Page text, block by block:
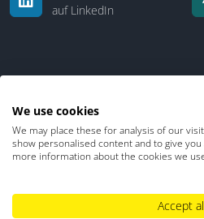
auf LinkedIn
Impressum
We use cookies
We may place these for analysis of our
show personalised content and to give
more information about the cookies we
Accept